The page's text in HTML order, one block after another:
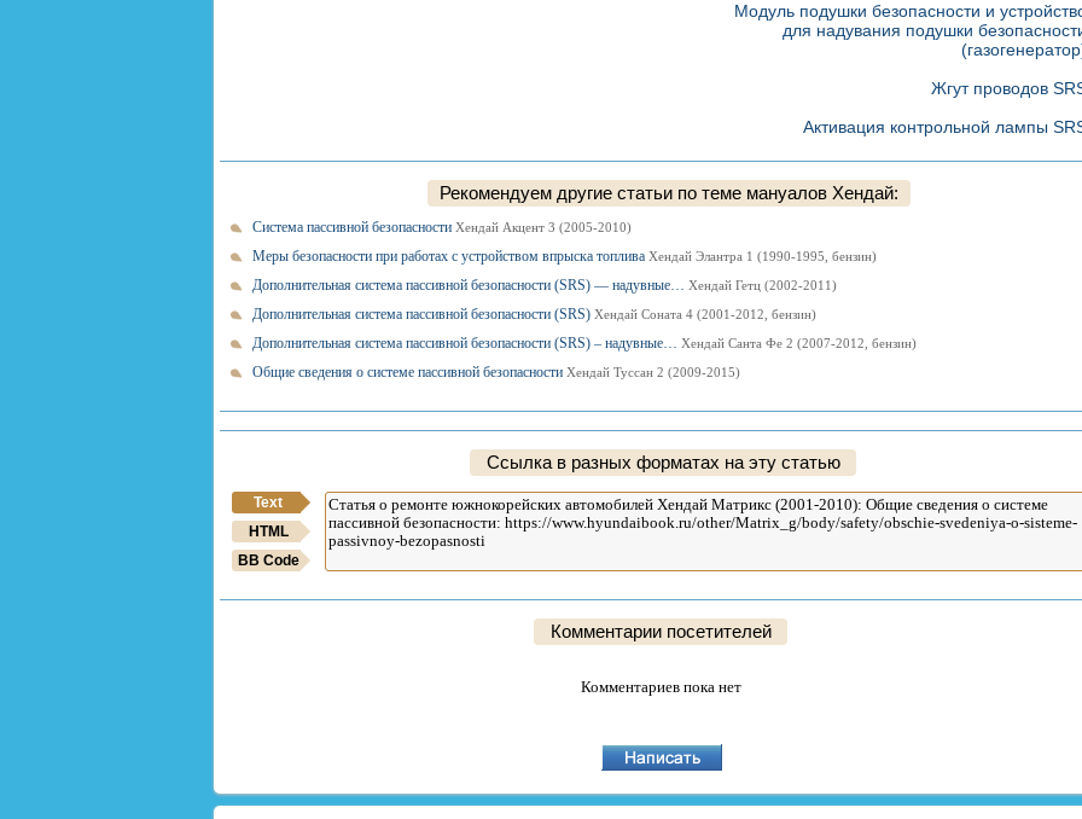
Модуль подушки безопасности и
для надувания подушки
Жгут проводов
Активация контрольной лампы
Рекомендуем другие статьи по теме мануалов Хендай:
Система пассивной безопасности Хендай Акцент 3 (2005-2010)
Меры безопасности при работах с устройством впрыска топлива Хендай Элантра 1 (1990-1995, бензин)
Дополнительная система пассивной безопасности (SRS) — надувные… Хендай Гетц (2002-2011)
Дополнительная система пассивной безопасности (SRS) Хендай Соната 4 (2001-2012, бензин)
Дополнительная система пассивной безопасности (SRS) – надувные… Хендай Санта Фе 2 (2007-2012, бензин)
Общие сведения о системе пассивной безопасности Хендай Туссан 2 (2009-2015)
Ссылка в разных форматах на эту статью
Text
HTML
BB Code
Комментарии посетителей
Комментариев пока нет